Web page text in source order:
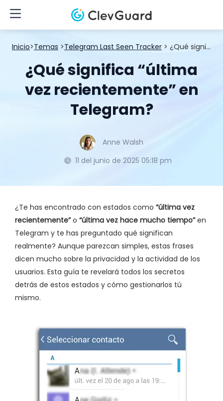
Inicio>Temas >Telegram Last Seen Tracker > ¿Qué significa “última vez recientemente” en Telegram?
¿Qué significa “última
vez recientemente” en
Telegram?
Anne Walsh
11 del junio de 2025 05:18 pm
¿Te has encontrado con estados como “última vez
recientemente”o “última vez hace mucho tiempo”en
Telegram y te has preguntado qué significan
realmente? Aunque parezcan simples, estas frases
dicen mucho sobre la privacidad y la actividad de los
usuarios. Esta guía te revelará todos los secretos
detrás de estos estados y cómo gestionarlos tú
mismo.